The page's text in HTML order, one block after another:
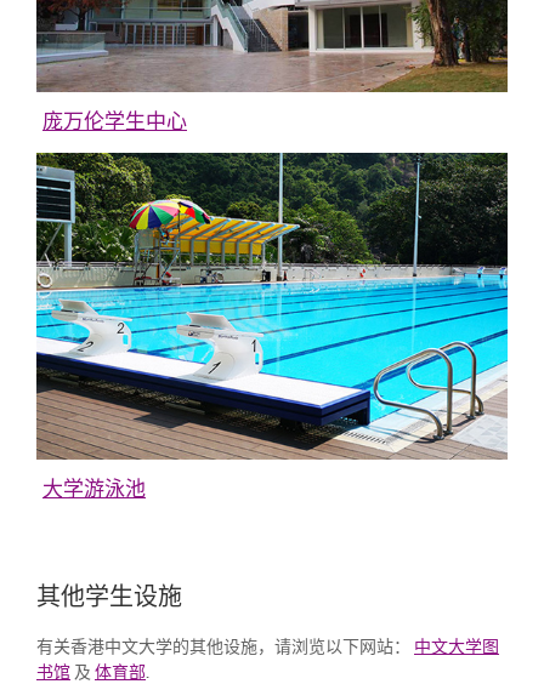
庞万伦学生中心
大学游泳池
其他学生设施
有关香港中文大学的其他设施，请浏览以下网站： 中文大学图
书馆 及 体育部.